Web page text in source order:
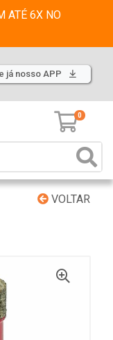
ATÉ 6X NO
já nosso APP
0
VOLTAR